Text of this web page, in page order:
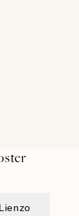
Lienzo